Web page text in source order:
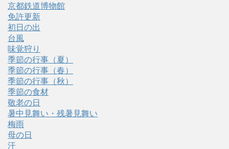
京都鉄道博物館
免許更新
初日の出
台風
味覚狩り
季節の行事（夏）
季節の行事（春）
季節の行事（秋）
季節の食材
敬老の日
暑中見舞い・残暑見舞い
梅雨
母の日
汗